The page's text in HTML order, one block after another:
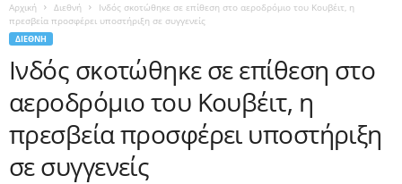
Αρχική Διεθνή
Ινδός σκοτώθηκε σε επίθεση στο αεροδρόμιο του Κουβέιτ, η
πρεσβεία προσφέρει υποστήριξη σε συγγενείς
ΔΙΕΘΝΉ
Ινδός σκοτώθηκε σε επίθεση στο
αεροδρόμιο του Κουβέιτ, η
πρεσβεία προσφέρει υποστήριξη
σε συγγενείς